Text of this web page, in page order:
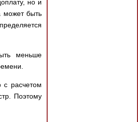
но и
может быть
меньше
с расчетом
Поэтому